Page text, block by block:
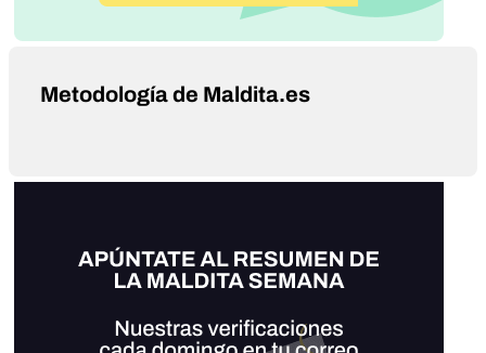
Metodología de Maldita.es